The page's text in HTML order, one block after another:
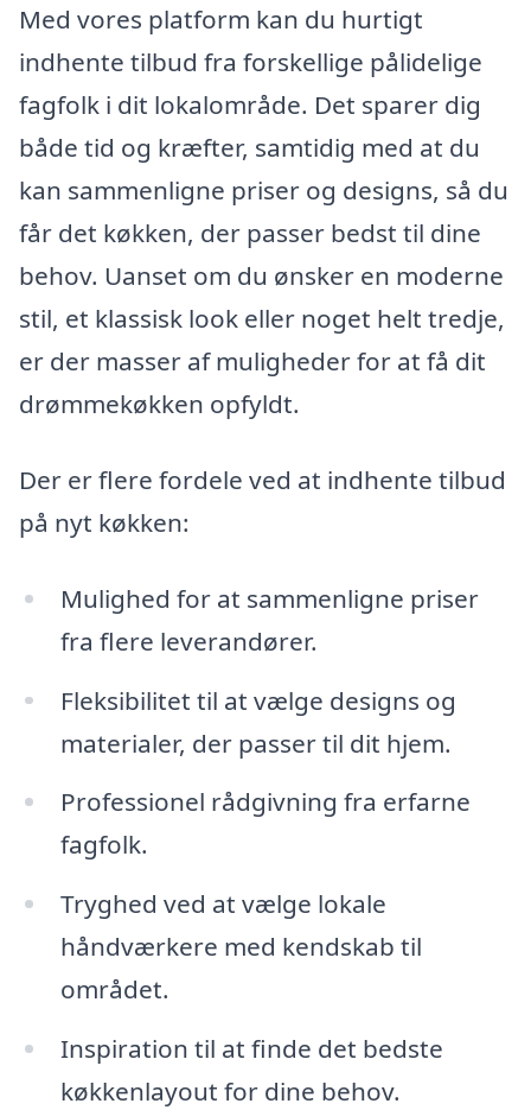
Med vores platform kan du hurtigt
indhente tilbud fra forskellige pålidelige
fagfolk i dit lokalområde. Det sparer dig
både tid og kræfter, samtidig med at du
kan sammenligne priser og designs, så du
får det køkken, der passer bedst til dine
behov. Uanset om du ønsker en moderne
stil, et klassisk look eller noget helt tredje,
er der masser af muligheder for at få dit
drømmekøkken opfyldt.
Der er flere fordele ved at indhente tilbud
på nyt køkken:
Mulighed for at sammenligne priser
fra flere leverandører.
Fleksibilitet til at vælge designs og
materialer, der passer til dit hjem.
Professionel rådgivning fra erfarne
fagfolk.
Tryghed ved at vælge lokale
håndværkere med kendskab til
området.
Inspiration til at finde det bedste
køkkenlayout for dine behov.